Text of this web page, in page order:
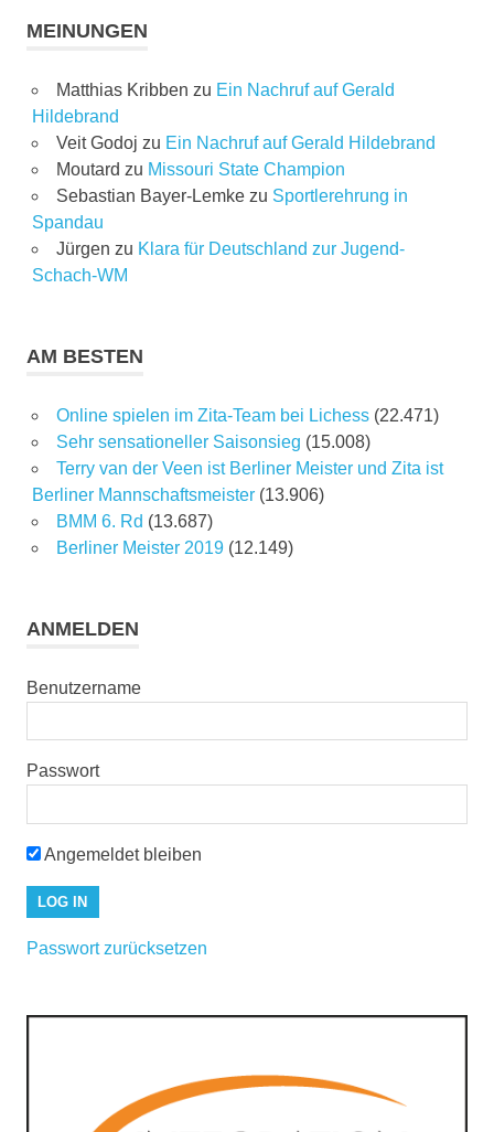
MEINUNGEN
Matthias Kribben zu Ein Nachruf auf Gerald
Hildebrand
Veit Godoj zu Ein Nachruf auf Gerald Hildebrand
Moutard zu Missouri State Champion
Sebastian Bayer-Lemkezu Sportlerehrung in
Spandau
Jürgen zu Klara für Deutschland zur Jugend-
Schach-WM
AM BESTEN
Online spielen im Zita-Team bei Lichess (22.471)
Sehr sensationeller Saisonsieg (15.008)
Terry van der Veen ist Berliner Meister und Zita ist
Berliner Mannschaftsmeister (13.906)
BMM 6. Rd (13.687)
Berliner Meister 2019 (12.149)
ANMELDEN
Benutzername
Passwort
Angemeldet bleiben
Passwort zurücksetzen